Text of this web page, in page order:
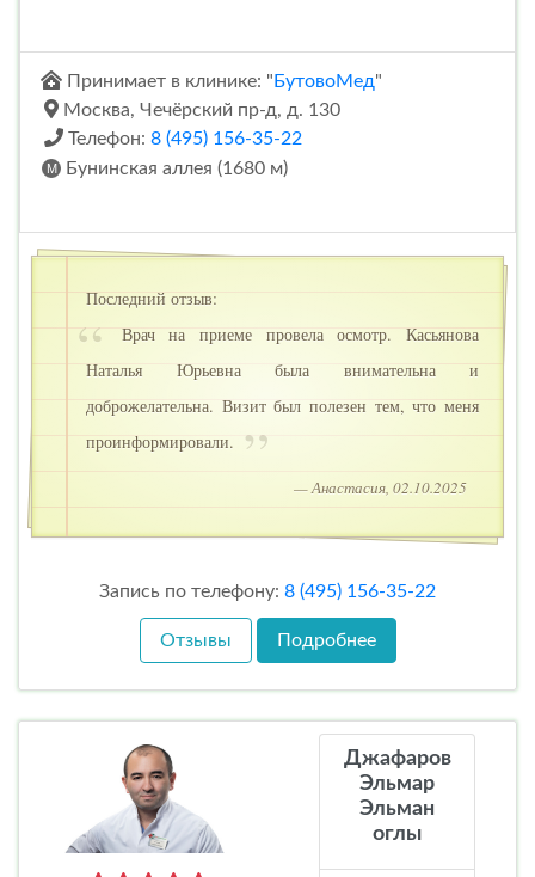
Принимает в клинике: " БутовоМед"
Москва, Чечёрский пр-д, д. 130
Телефон: 8 (495) 156-35-22
Бунинская аллея (1680 м)
Последний отзыв:
Врач на приеме провела осмотр. Касьянова
Наталья Юрьевна была внимательна и
доброжелательна. Визит был полезен тем, что меня
проинформировали.
— Анастасия, 02.10.2025
Запись по телефону: 8 (495) 156-35-22
Отзывы Подробнее
Джафаров
Эльмар
Эльман
оглы